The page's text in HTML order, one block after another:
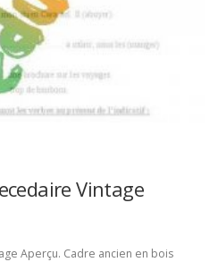
Vintage
Aperçu. Cadre ancien en bois